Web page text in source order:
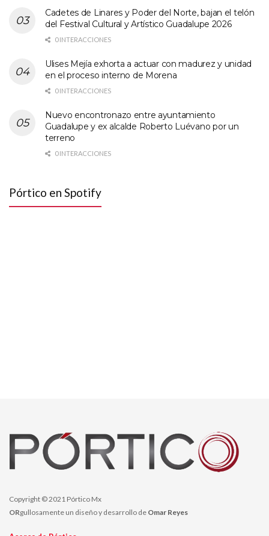
Cadetes de Linares y Poder del Norte, bajan el telón
del Festival Cultural y Artístico Guadalupe 2026
0 INTERACCIONES
Ulises Mejía exhorta a actuar con madurez y unidad
en el proceso interno de Morena
0 INTERACCIONES
Nuevo encontronazo entre ayuntamiento
Guadalupe y ex alcalde Roberto Luévano por un
terreno
0 INTERACCIONES
Pórtico en Spotify
Copyright © 2021 Pórtico Mx
ORgullosamente un diseño y desarrollo de Omar Reyes